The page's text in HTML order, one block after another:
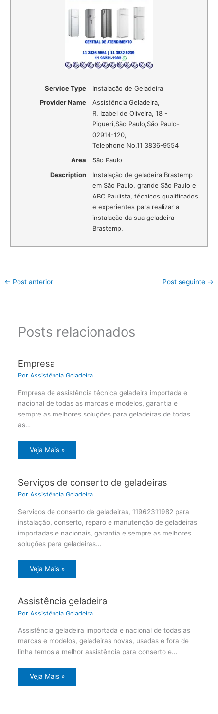
Service Type
Instalação de Geladeira
Provider Name
Assistência Geladeira,
R. Izabel de Oliveira, 18 -
Piqueri,São Paulo,São Paulo-
02914-120,
Telephone No.11 3836-9554
Area
São Paulo
Description
Instalação de geladeira Brastemp
em São Paulo, grande São Paulo e
ABC Paulista, técnicos qualificados
e experientes para realizar a
instalação da sua geladeira
Brastemp.
← Post anterior Post seguinte →
Posts relacionados
Empresa
Por Assistência Geladeira
Empresa de assistência técnica geladeira importada e
nacional de todas as marcas e modelos, garantia e
sempre as melhores soluções para geladeiras de todas
as…
Veja Mais »
Serviços de conserto de geladeiras
Por Assistência Geladeira
Serviços de conserto de geladeiras, 11962311982 para
instalação, conserto, reparo e manutenção de geladeiras
importadas e nacionais, garantia e sempre as melhores
soluções para geladeiras…
Veja Mais »
Assistência geladeira
Por Assistência Geladeira
Assistência geladeira importada e nacional de todas as
marcas e modelos, geladeiras novas, usadas e fora de
linha temos a melhor assistência para conserto e…
Veja Mais »